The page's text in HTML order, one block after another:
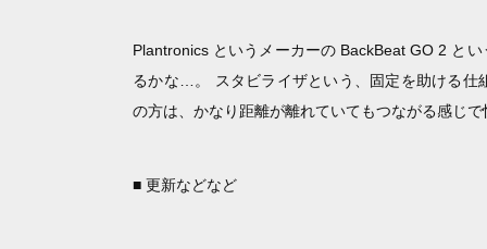
Plantronics というメーカーの BackBeat GO 2 と
るかな…。 スタビライザという、固定を助ける仕
の方は、かなり距離が離れていてもつながる感じ
■ 更新などなど